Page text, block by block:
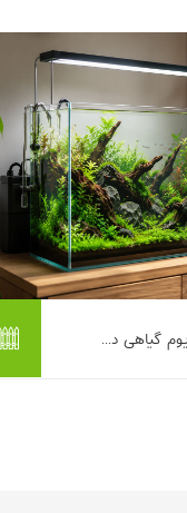
زیبایی و یک چالش لذت‌بخش
برنامه جلو نروید، خیلی زود
گیاهی د...